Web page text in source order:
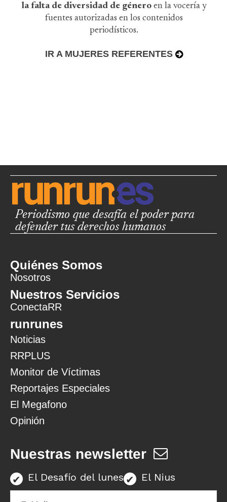
la falta de diversidad de género en la vocería y
fuentes autorizadas en los contenidos
periodísticos.
IR A MUJERES REFERENTES
Periodismo que desafía el poder para
defender tus derechos humanos
Quiénes Somos
Nosotros
Nuestros Servicios
ConectaRR
runrunes
Noticias
RRPLUS
Monitor de Víctimas
Reportajes Especiales
El Megafono
Opinión
Nuestras newsletter
El Desafío del lunes El Nius